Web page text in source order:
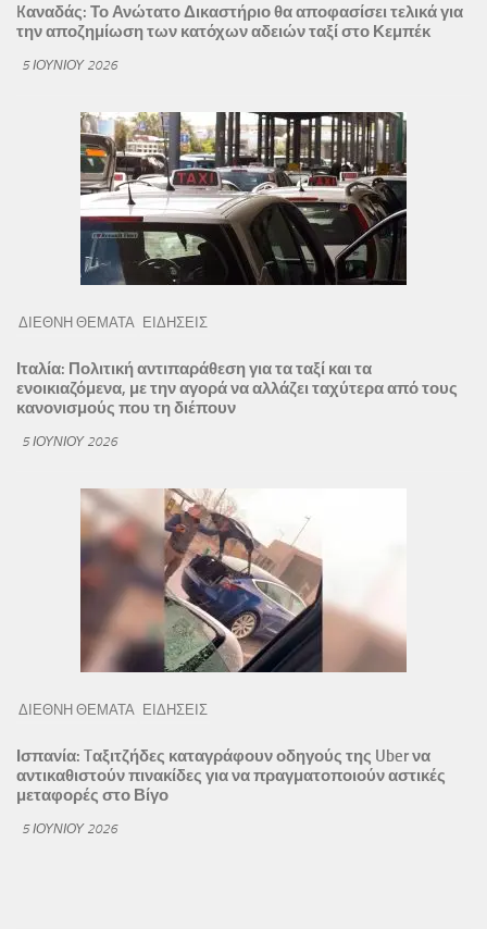
Kαναδάς: Το Ανώτατο Δικαστήριο θα αποφασίσει τελικά για
την αποζημίωση των κατόχων αδειών ταξί στο Κεμπέκ
5 ΙΟΥΝΊΟΥ 2026
ΔΙΕΘΝΗ ΘΕΜΑΤΑ ΕΙΔΗΣΕΙΣ
Ιταλία: Πολιτική αντιπαράθεση για τα ταξί και τα
ενοικιαζόμενα, με την αγορά να αλλάζει ταχύτερα από τους
κανονισμούς που τη διέπουν
5 ΙΟΥΝΊΟΥ 2026
ΔΙΕΘΝΗ ΘΕΜΑΤΑ ΕΙΔΗΣΕΙΣ
Ισπανία: Tαξιτζήδες καταγράφουν οδηγούς της Uber να
αντικαθιστούν πινακίδες για να πραγματοποιούν αστικές
μεταφορές στο Βίγο
5 ΙΟΥΝΊΟΥ 2026